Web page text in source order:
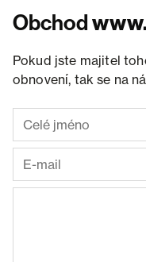
Obchod
Pokud jste majitel
obnovení, tak se na